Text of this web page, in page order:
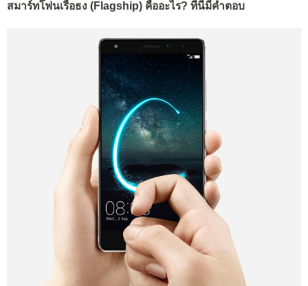
สมาร์ทโฟนเรือธง (Flagship) คืออะไร? ที่นี่มีคำตอบ